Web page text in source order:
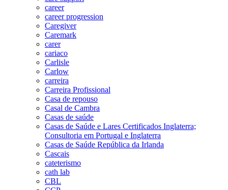
career
career progression
Caregiver
Caremark
carer
cariaco
Carlisle
Carlow
carreira
Carreira Profissional
Casa de repouso
Casal de Cambra
Casas de saúde
Casas de Saúde e Lares Certificados Inglaterra;
Consultoria em Portugal e Inglaterra
Casas de Saúde República da Irlanda
Cascais
cateterismo
cath lab
CBL